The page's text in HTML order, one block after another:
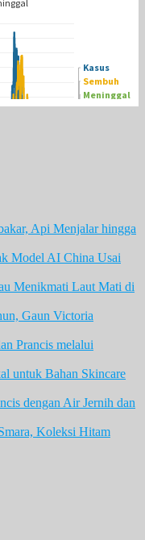
Api Menjalar hingga
Model AI China Usai
Menikmati Laut Mati di
Gaun Victoria
Prancis melalui
untuk Bahan Skincare
dengan Air Jernih dan
Koleksi Hitam